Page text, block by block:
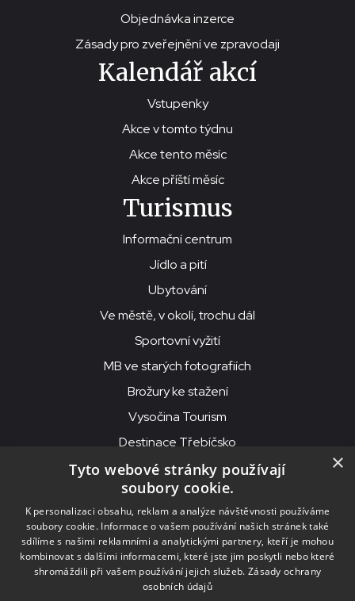
Objednávka inzerce
Zásady pro zveřejnění ve zpravodaji
Kalendář akcí
Vstupenky
Akce v tomto týdnu
Akce tento měsíc
Akce příští měsíc
Turismus
Informační centrum
Jídlo a pití
Ubytování
Ve městě, v okolí, trochu dál
Sportovní vyžití
MB ve starých fotografiích
Brožury ke stažení
Vysočina Tourism
Destinace Třebíčsko
© 2026MKS Beseda Mor. Budějovice
MKS Beseda, příspěvková organizace, Purcnerova 62, 676 02
Moravské Budějovice
IČO: 00091758, DIČ: CZ00091758, ID datové schránky: chjn2kd
×
Tyto webové stránky používají
soubory cookie.
K personalizaci obsahu, reklam a analýze návštěvnosti používáme
soubory cookie. Informace o vašem používání našich stránek také
sdílíme s našimi reklamními a analytickými partnery, kteří je mohou
kombinovat s dalšími informacemi, které jste jim poskytli nebo které
shromáždili při vašem používání jejich služeb. Zásady ochrany
osobních údajů